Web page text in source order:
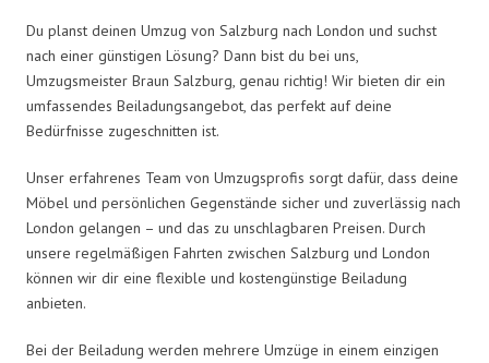
Du planst deinen Umzug von Salzburg nach London und suchst
nach einer günstigen Lösung? Dann bist du bei uns,
Umzugsmeister Braun Salzburg, genau richtig! Wir bieten dir ein
umfassendes Beiladungsangebot, das perfekt auf deine
Bedürfnisse zugeschnitten ist.
Unser erfahrenes Team von Umzugsprofis sorgt dafür, dass deine
Möbel und persönlichen Gegenstände sicher und zuverlässig nach
London gelangen – und das zu unschlagbaren Preisen. Durch
unsere regelmäßigen Fahrten zwischen Salzburg und London
können wir dir eine flexible und kostengünstige Beiladung
anbieten.
Bei der Beiladung werden mehrere Umzüge in einem einzigen